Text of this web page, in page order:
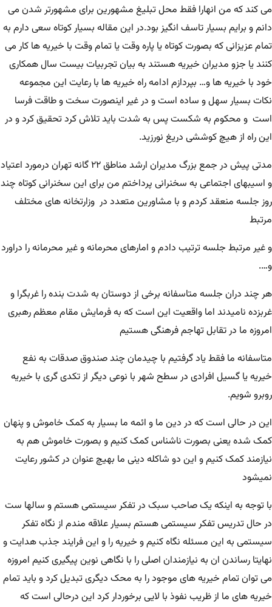
می کند که من انهارا فقط محل تبلیغ مشهورین برای مشهورتر شدن می
دانم و برایم بسیار تاسف انگیز بود.در این مقاله بسیار کوتاه سعی دارم به
تمام عزیزانی که بصورت کوتاه یا پاره وقت یا تمام وقت با خیریه ها کار می
کنند یا جزو مدیران خیریه هستند به بیان تجربیات بیست سال همکاری
خود با خیریه ها و… بپردازم ادامه راه خیریه ها با رعایت این مجموعه
نکات بسیار سهل و ساده است و در غیر اینصورت سخت و طاقت فرسا
است و محکوم به شکست پس به شدت باید تلاش کرد تحقیق کرد و در
این راه از هیچ کوششی دریغ نورزید.
مدتی پیش در جمع بزرگ مدیران ارشد مناطق ۲۲ گانه تهران درمورد اعتیاد
و اسیبهای اجتماعی به سخنرانی پرداختم من برای این سخنرانی کوتاه چند
روز جلسه منعقد کردم و با مشاورین متعدد در وزارتخانه های مختلف
مرتبط
و غیر مرتبط جلسه ترتیب دادم و امارهای محرمانه و غیر محرمانه را دراورد
و….
هر چند دران جلسه متاسفانه برخی از دوستان به شدت بنده را غربگرا و
غربزده نامیدند اما واقعیت این است که به فرمایش مقام معظم رهبری
امروزه ما در تقابل تهاجم فرهنگی هستیم
متاسفانه ما فقط یاد گرفتیم با چیدمان چند صندوق صدقات به نفع
خیریه یا گسیل افرادی در سطح شهر با نوعی دیگر از تکدی گری با خیریه
روبرو شویم.
این در حالی است که در دین ما و ائمه ما بسیار به کمک خاموش و پنهان
کمک شده یعنی بصورت ناشناس کمک کنیم و بصورت خاموش هم به
نیازمند کمک کنیم و این دو شاکله دینی ما بهیچ عنوان در کشور رعایت
نمیشود
با توجه به اینکه یک صاحب سبک در تفکر سیستمی هستم و سالها ست
در حال تدریس تفکر سیستمی هستم بسیار علاقه مندم از نگاه تفکر
سیستمی به این مسئله نگاه کنیم و خیریه را و این فرایند جذب هدایت و
نهایتا رساندن ان به نیازمندان اصلی را با نگاهی نوین پیگیری کنیم امروزه
می توان تمام خیریه های موجود را به محک دیگری تبدیل کرد و باید تمام
خیریه های ما از ظریب نفوذ با لایی برخوردار کرد این درحالی است که